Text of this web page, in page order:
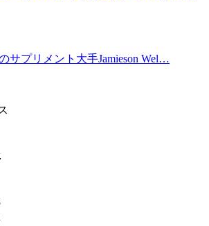
サプリメント大手Jamieson Wel…